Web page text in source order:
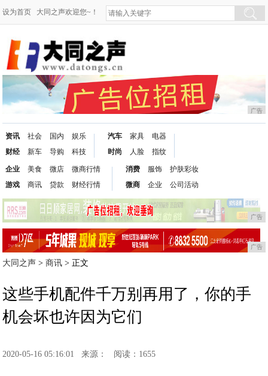
设为首页 大同之声欢迎您~！
广告
资讯
财经
社会
新车
国内
导购
娱乐
科技
汽车
时尚
家具
人脸
电器
指纹
企业
游戏
美食
商讯
微店
贷款
微商行情
财经行情
消费
微商
服饰
企业
护肤彩妆
公司活动
广告
广告
大同之声 >商讯 > 正文
这些手机配件千万别再用了，你的手
机会坏也许因为它们
2020-05-16 05:16:01 来源： 阅读：1655